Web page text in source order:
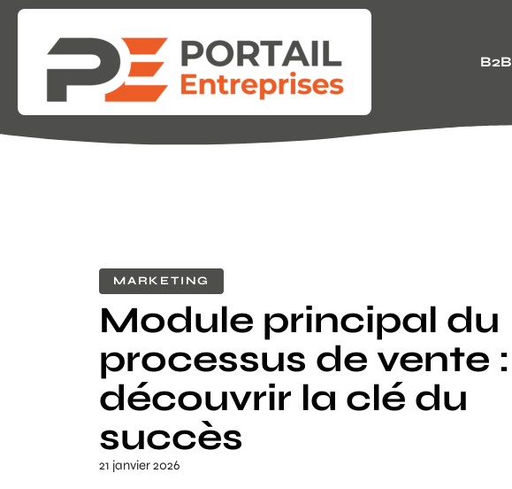
B2B
MARKETING
Module principal du
processus de vente :
découvrir la clé du
succès
21 janvier 2026